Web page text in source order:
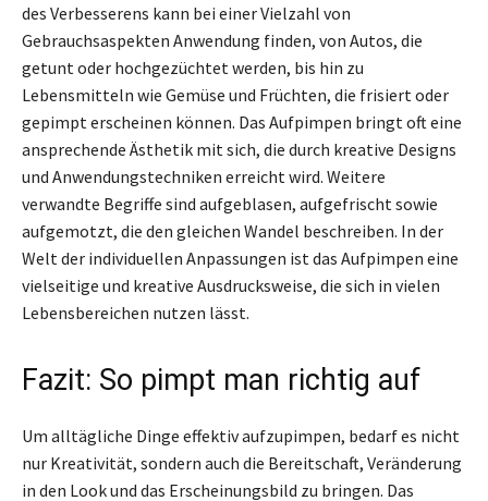
des Verbesserens kann bei einer Vielzahl von
Gebrauchsaspekten Anwendung finden, von Autos, die
getunt oder hochgezüchtet werden, bis hin zu
Lebensmitteln wie Gemüse und Früchten, die frisiert oder
gepimpt erscheinen können. Das Aufpimpen bringt oft eine
ansprechende Ästhetik mit sich, die durch kreative Designs
und Anwendungstechniken erreicht wird. Weitere
verwandte Begriffe sind aufgeblasen, aufgefrischt sowie
aufgemotzt, die den gleichen Wandel beschreiben. In der
Welt der individuellen Anpassungen ist das Aufpimpen eine
vielseitige und kreative Ausdrucksweise, die sich in vielen
Lebensbereichen nutzen lässt.
Fazit: So pimpt man richtig auf
Um alltägliche Dinge effektiv aufzupimpen, bedarf es nicht
nur Kreativität, sondern auch die Bereitschaft, Veränderung
in den Look und das Erscheinungsbild zu bringen. Das